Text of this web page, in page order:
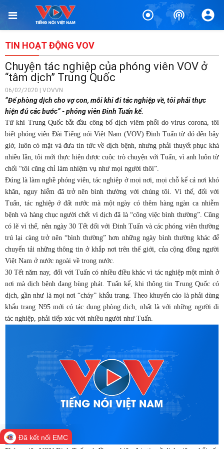
TIN HOẠT ĐỘNG VOV
Chuyện tác nghiệp của phóng viên VOV ở
“tâm dịch” Trung Quốc
06/02/2020 | VOVVN
“Để phòng dịch cho vợ con, mỗi khi đi tác nghiệp về, tôi phải thực
hiện đủ các bước” - phóng viên Đinh Tuấn kể.
Từ khi Trung Quốc bắt đầu công bố dịch viêm phổi do virus corona, tôi
biết phóng viên Đài Tiếng nói Việt Nam (VOV) Đinh Tuấn từ đó đến bây
giờ, luôn có mặt và đưa tin tức về dịch bệnh, nhưng phải thuyết phục khá
nhiều lần, tôi mới thực hiện được cuộc trò chuyện với Tuấn, vì anh luôn từ
chối “tôi cũng chỉ làm nhiệm vụ như mọi người thôi”.
Đúng là làm nghề phóng viên, tác nghiệp ở mọi nơi, mọi chỗ kể cả nơi khó
khăn, nguy hiểm đã trở nên bình thường với chúng tôi. Vì thế, đối với
Tuấn, tác nghiệp ở đất nước mà một ngày có thêm hàng ngàn ca nhiễm
bệnh và hàng chục người chết vì dịch đã là “công việc bình thường”. Cũng
có lẽ vì thế, nên ngày 30 Tết đối với Đinh Tuấn và các phóng viên thường
trú lại càng trở nên “bình thường” hơn những ngày bình thường khác để
chuyển tải những thông tin ở khắp nơi trên thế giới, của cộng đồng người
Việt Nam ở nước ngoài về trong nước.
30 Tết năm nay, đối với Tuấn có nhiều điều khác vì tác nghiệp một mình ở
nơi mà dịch bệnh đang bùng phát. Tuấn kể, khi thông tin Trung Quốc có
dịch, gần như là mọi nơi “cháy” khẩu trang. Theo khuyến cáo là phải dùng
khẩu trang N95 mới có tác dụng phòng dịch, nhất là với những người đi
tác nghiệp, phải tiếp xúc với nhiều người như Tuấn.
Đã kết nối EMC